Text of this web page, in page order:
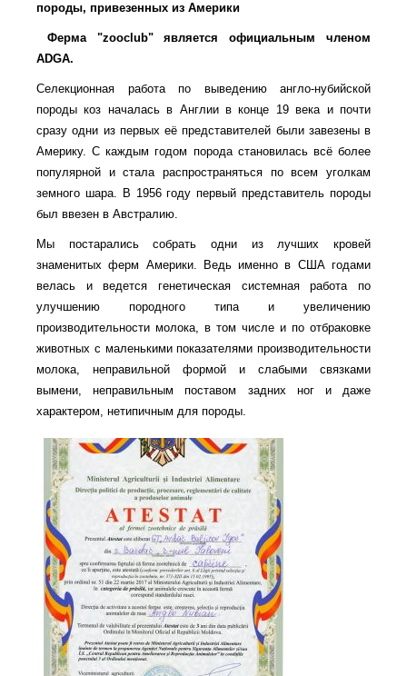
породы, привезенных из Америки
Ферма "zooclub" является официальным членом
ADGA.
Селекционная работа по выведению англо-нубийской
породы коз началась в Англии в конце 19 века и почти
сразу одни из первых её представителей были завезены в
Америку. С каждым годом порода становилась всё более
популярной и стала распространяться по всем уголкам
земного шара. В 1956 году первый представитель породы
был ввезен в Австралию.
Мы постарались собрать одни из лучших кровей
знаменитых ферм Америки. Ведь именно в США годами
велась и ведется генетическая системная работа по
улучшению породного типа и увеличению
производительности молока, в том числе и по отбраковке
животных с маленькими показателями производительности
молока, неправильной формой и слабыми связками
вымени, неправильным поставом задних ног и даже
характером, нетипичным для породы.